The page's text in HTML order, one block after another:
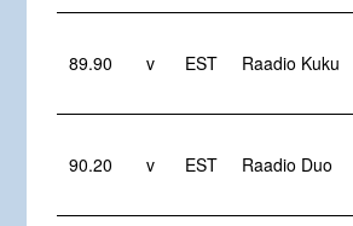
89.90 v EST Raadio Kuku
90.20 v EST Raadio Duo